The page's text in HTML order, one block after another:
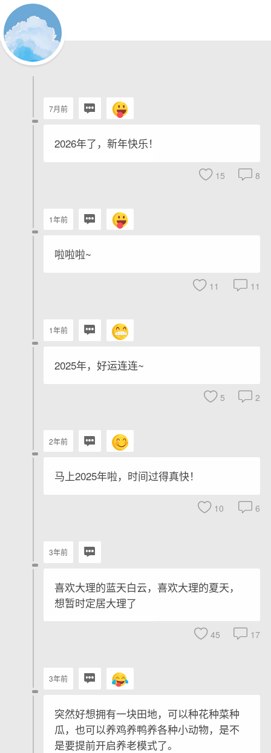
7月前
2026年了，新年快乐！
15 8
1年前
啦啦啦~
11 11
1年前
2025年，好运连连~
5 2
2年前
马上2025年啦，时间过得真快！
10 6
3年前
喜欢大理的蓝天白云，喜欢大理的夏天，
想暂时定居大理了
45 17
3年前
突然好想拥有一块田地，可以种花种菜种
瓜，也可以养鸡养鸭养各种小动物，是不
是要提前开启养老模式了。